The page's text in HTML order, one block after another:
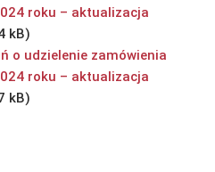
roku – aktualizacja
o udzielenie zamówienia
roku – aktualizacja